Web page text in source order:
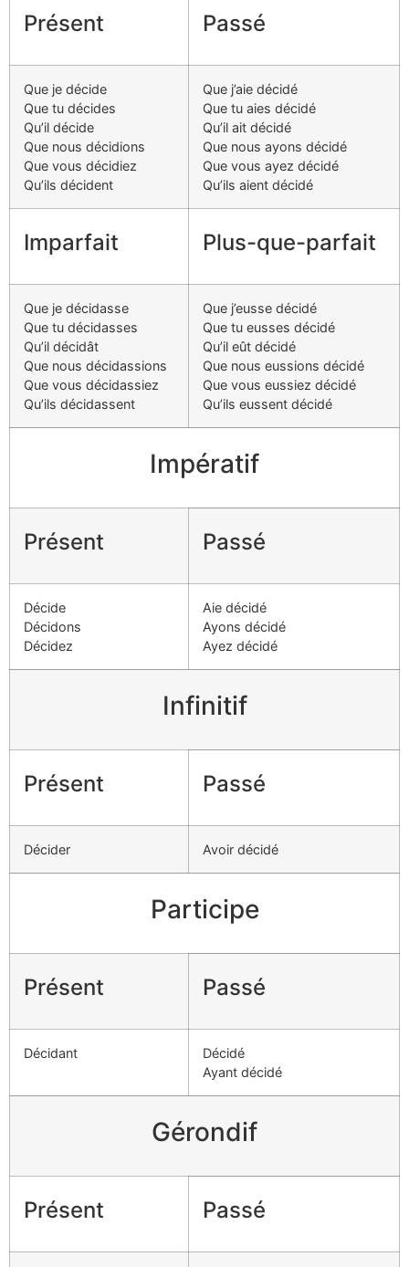
Présent Passé
Que je décide
Que tu décides
Qu’il décide
Que nous décidions
Que vous décidiez
Qu’ils décident
Que j’aie décidé
Que tu aies décidé
Qu’il ait décidé
Que nous ayons décidé
Que vous ayez décidé
Qu’ils aient décidé
Imparfait Plus-que-parfait
Que je décidasse
Que tu décidasses
Qu’il décidât
Que nous décidassions
Que vous décidassiez
Qu’ils décidassent
Que j’eusse décidé
Que tu eusses décidé
Qu’il eût décidé
Que nous eussions décidé
Que vous eussiez décidé
Qu’ils eussent décidé
Impératif
Présent Passé
Décide
Décidons
Décidez
Aie décidé
Ayons décidé
Ayez décidé
Infinitif
Présent Passé
Décider Avoir décidé
Participe
Présent Passé
Décidant
Décidé
Ayant décidé
Gérondif
Présent Passé